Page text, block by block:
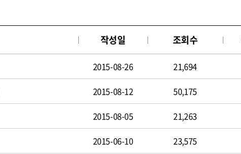
작성일 조회수
2015-08-26 21,694
2015-08-12 50,175
2015-08-05 21,263
2015-06-10 23,575